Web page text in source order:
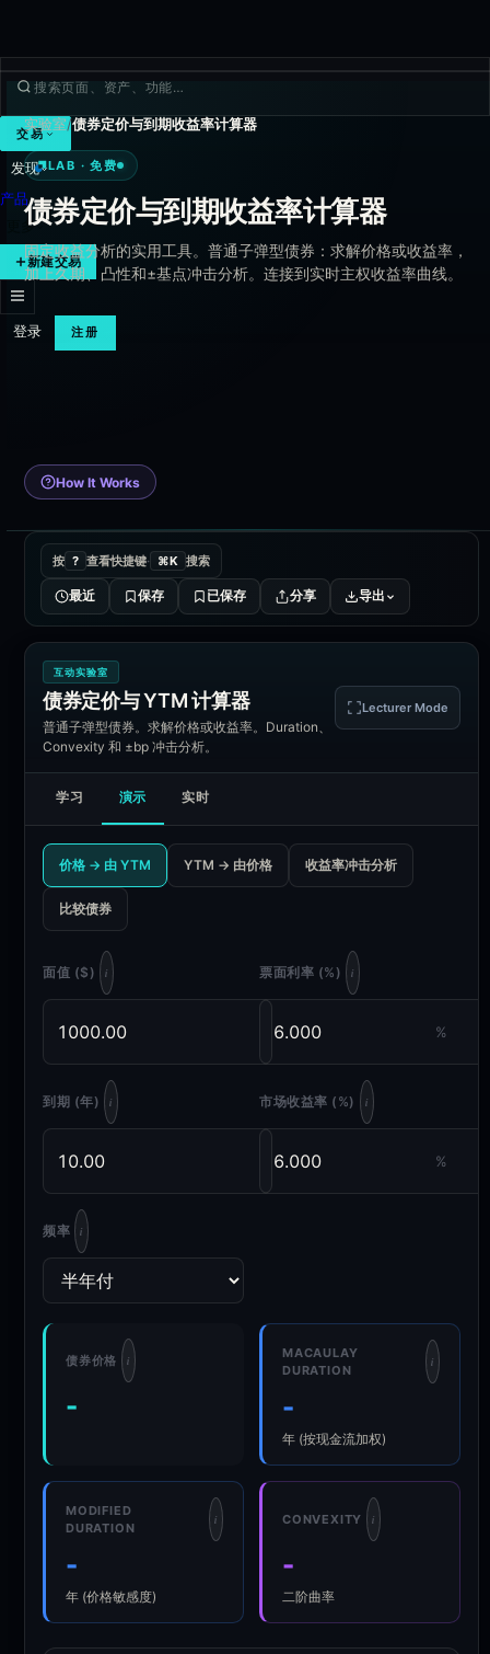
交易
发现
产品
更多
新建交易
登录 注册
实验室/债券定价与到期收益率计算器
LAB · 免费 Lab · 免费
债券定价与到期收益率计算器
固定收益分析的实用工具。普通子弹型债券：求解价格或收益率，
加上久期、凸性和±基点冲击分析。连接到实时主权收益率曲线。
How It Works
按 ? 查看快捷键· ⌘K 搜索
最近 保存 已保存 分享 导出
互动实验室
债券定价与 YTM 计算器
普通子弹型债券。求解价格或收益率。Duration、
Convexity 和 ±bp 冲击分析。
Lecturer Mode
学习 演示 实时
价格 → 由 YTM YTM → 由价格 收益率冲击分析
比较债券
面值 ($) i 票面利率 (%) i
%
到期 (年) i 市场收益率 (%) i
%
频率 i
债券价格 i
-
MACAULAY
DURATION
i
-
年 (按现金流加权)
MODIFIED
DURATION
i
-
年 (价格敏感度)
CONVEXITY i
-
二阶曲率